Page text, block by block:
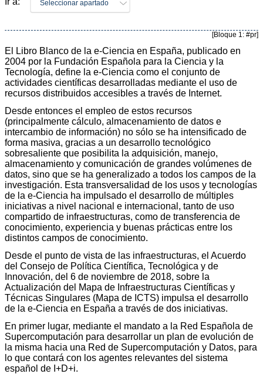
Seleccionar apartado
[Bloque 1: #pr]
El Libro Blanco de la e-Ciencia en España, publicado en
2004 por la Fundación Española para la Ciencia y la
Tecnología, define la e-Ciencia como el conjunto de
actividades científicas desarrolladas mediante el uso de
recursos distribuidos accesibles a través de Internet.
Desde entonces el empleo de estos recursos
(principalmente cálculo, almacenamiento de datos e
intercambio de información) no sólo se ha intensificado de
forma masiva, gracias a un desarrollo tecnológico
sobresaliente que posibilita la adquisición, manejo,
almacenamiento y comunicación de grandes volúmenes de
datos, sino que se ha generalizado a todos los campos de la
investigación. Esta transversalidad de los usos y tecnologías
de la e-Ciencia ha impulsado el desarrollo de múltiples
iniciativas a nivel nacional e internacional, tanto de uso
compartido de infraestructuras, como de transferencia de
conocimiento, experiencia y buenas prácticas entre los
distintos campos de conocimiento.
Desde el punto de vista de las infraestructuras, el Acuerdo
del Consejo de Política Científica, Tecnológica y de
Innovación, del 6 de noviembre de 2018, sobre la
Actualización del Mapa de Infraestructuras Científicas y
Técnicas Singulares (Mapa de ICTS) impulsa el desarrollo
de la e-Ciencia en España a través de dos iniciativas.
En primer lugar, mediante el mandato a la Red Española de
Supercomputación para desarrollar un plan de evolución de
la misma hacia una Red de Supercomputación y Datos, para
lo que contará con los agentes relevantes del sistema
español de I+D+i.